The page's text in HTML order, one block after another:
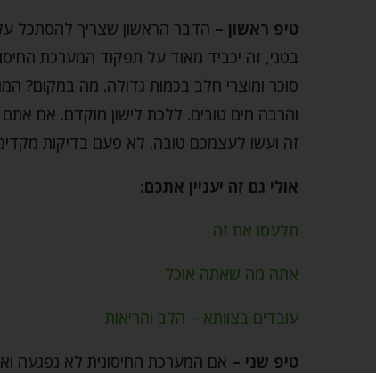
טיפ ראשון – הדבר הראשון שצריך להסתכל
בטני, זה יכביד מאוד על תפקוד המערכת
סוכר ומוצרי חלב בכמות גדולה. מה במקום?
והרבה מים טובים. ללכת לישון מוקדם. אם
זה ועשו לעצמכם טובה. לא פעם בדיקות
אולי גם זה יעניין אתכם:
תלעסו את זה
אתה מה שאתה אוכל
עובדים בצוותא – הלב והריאות
טיפ שני – אם המערכת החיסונית לא נפגעה